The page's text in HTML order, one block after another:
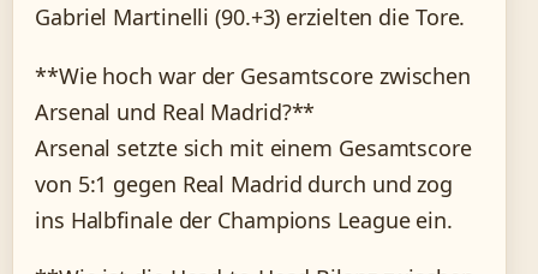
Gabriel Martinelli (90.+3) erzielten die Tore.
**Wie hoch war der Gesamtscore zwischen
Arsenal und Real Madrid?**
Arsenal setzte sich mit einem Gesamtscore
von 5:1 gegen Real Madrid durch und zog
ins Halbfinale der Champions League ein.